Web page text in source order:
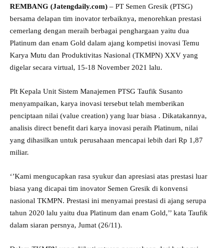
REMBANG (Jatengdaily.com) – PT Semen Gresik (PTSG)
bersama delapan tim inovator terbaiknya, menorehkan prestasi
cemerlang dengan meraih berbagai penghargaan yaitu dua
Platinum dan enam Gold dalam ajang kompetisi inovasi Temu
Karya Mutu dan Produktivitas Nasional (TKMPN) XXV yang
digelar secara virtual, 15-18 November 2021 lalu.
Plt Kepala Unit Sistem Manajemen PTSG Taufik Susanto
menyampaikan, karya inovasi tersebut telah memberikan
penciptaan nilai (value creation) yang luar biasa . Dikatakannya,
analisis direct benefit dari karya inovasi peraih Platinum, nilai
yang dihasilkan untuk perusahaan mencapai lebih dari Rp 1,87
miliar.
‘’Kami mengucapkan rasa syukur dan apresiasi atas prestasi luar
biasa yang dicapai tim inovator Semen Gresik di konvensi
nasional TKMPN. Prestasi ini menyamai prestasi di ajang serupa
tahun 2020 lalu yaitu dua Platinum dan enam Gold,’’ kata Taufik
dalam siaran persnya, Jumat (26/11).